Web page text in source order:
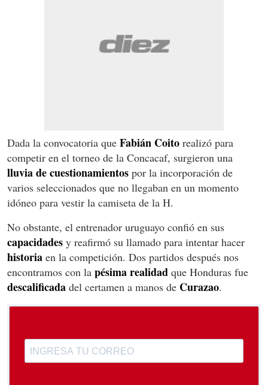
Dada la convocatoria que Fabián Coito realizó para
competir en el torneo de la Concacaf, surgieron una
lluvia de cuestionamientos por la incorporación de
varios seleccionados que no llegaban en un momento
idóneo para vestir la camiseta de la H.
No obstante, el entrenador uruguayo confió en sus
capacidades y reafirmó su llamado para intentar hacer
historia en la competición. Dos partidos después nos
encontramos con la pésima realidad que Honduras fue
descalificada del certamen a manos de Curazao.